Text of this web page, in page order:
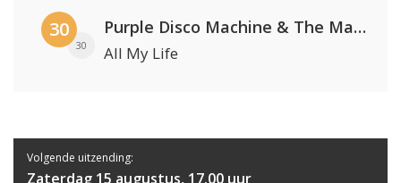
30
30
Purple Disco Machine & The Magician
All My Life
Volgende uitzending:
Zaterdag 15 augustus, 17.00 uur